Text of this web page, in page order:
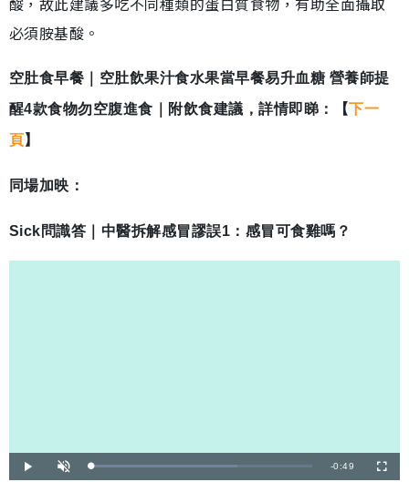
必須胺基酸。
空肚食早餐｜空肚飲果汁食水果當早餐易升血糖 營養師提
醒4款食物勿空腹進食｜附飲食建議，詳情即睇：【下一
頁】
同場加映：
Sick問識答｜中醫拆解感冒謬誤1：感冒可食雞嗎？
播
放
開
啟
載
入
剩
-0:49
全
螢